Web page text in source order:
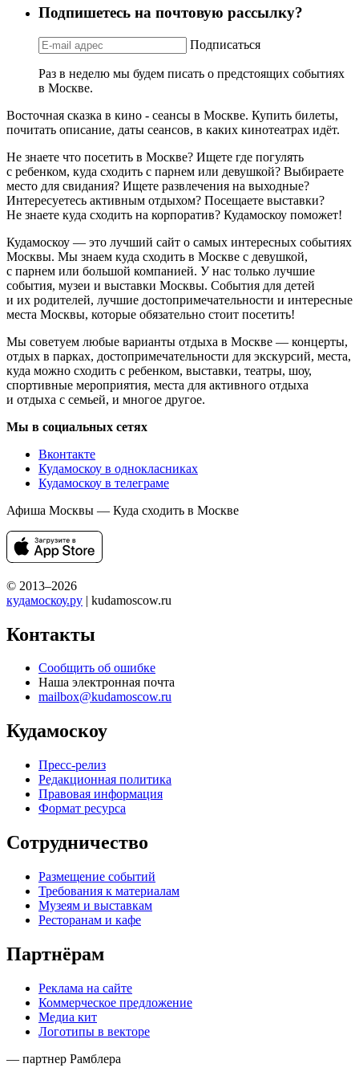
Подпишетесь на почтовую рассылку?
Подписаться
Раз в неделю мы будем писать о предстоящих событиях
в Москве.
Восточная сказка в кино - сеансы в Москве. Купить билеты,
почитать описание, даты сеансов, в каких кинотеатрах идёт.
Не знаете что посетить в Москве? Ищете где погулять
с ребенком, куда сходить с парнем или девушкой? Выбираете
место для свидания? Ищете развлечения на выходные?
Интересуетесь активным отдыхом? Посещаете выставки?
Не знаете куда сходить на корпоратив? Кудамоскоу поможет!
Кудамоскоу — это лучший сайт о самых интересных событиях
Москвы. Мы знаем куда сходить в Москве с девушкой,
с парнем или большой компанией. У нас только лучшие
события, музеи и выставки Москвы. События для детей
и их родителей, лучшие достопримечательности и интересные
места Москвы, которые обязательно стоит посетить!
Мы советуем любые варианты отдыха в Москве — концерты,
отдых в парках, достопримечательности для экскурсий, места,
куда можно сходить с ребенком, выставки, театры, шоу,
спортивные мероприятия, места для активного отдыха
и отдыха с семьей, и многое другое.
Мы в социальных сетях
Вконтакте
Кудамоскоу в однокласниках
Кудамоскоу в телеграме
Афиша Москвы — Куда сходить в Москве
© 2013–2026
кудамоскоу.ру | kudamoscow.ru
Контакты
Сообщить об ошибке
Наша электронная почта
mailbox@kudamoscow.ru
Кудамоскоу
Пресс-релиз
Редакционная политика
Правовая информация
Формат ресурса
Сотрудничество
Размещение событий
Требования к материалам
Музеям и выставкам
Ресторанам и кафе
Партнёрам
Реклама на сайте
Коммерческое предложение
Медиа кит
Логотипы в векторе
— партнер Рамблера